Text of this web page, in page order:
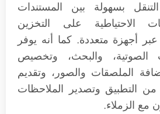
بسهولة بين المستندات
الاحتياطية على التخزين
أجهزة متعددة. كما أنه يوفر
الصوتية، والبحث، وتخصيص
الملصقات والصور، وتقديم
التطبيق وتصدير الملاحظات